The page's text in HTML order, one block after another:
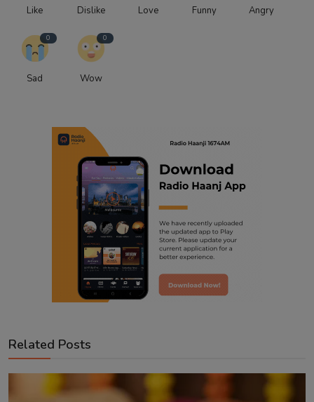
Like Dislike Love Funny Angry
0
Sad
0
Wow
Related Posts